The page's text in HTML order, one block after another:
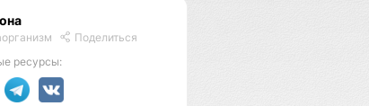
Поделиться
ресурсы: